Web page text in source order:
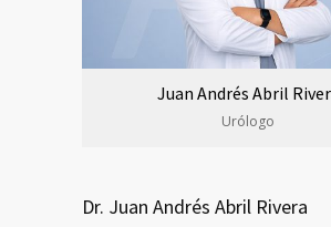
Juan Andrés Abril
Urólogo
Dr. Juan Andrés Abril Rivera